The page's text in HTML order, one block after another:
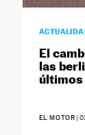
El
las
últimos
EL MOTOR |